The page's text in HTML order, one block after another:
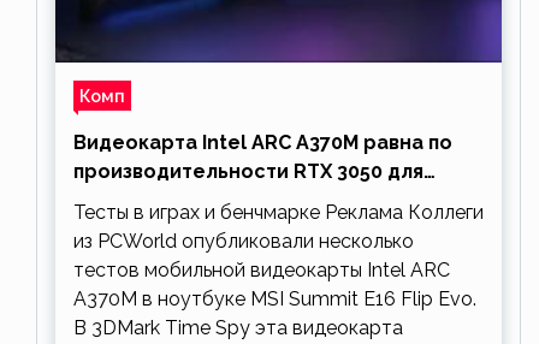
Комп
Видеокарта Intel ARC A370M равна по
производительности RTX 3050 для
ноутбуков
Тесты в играх и бенчмарке Реклама Коллеги
из PCWorld опубликовали несколько
тестов мобильной видеокарты Intel ARC
A370M в ноутбуке MSI Summit E16 Flip Evo.
В 3DMark Time Spy эта видеокарта